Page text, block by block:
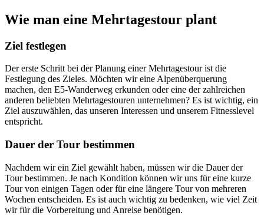
Wie man eine Mehrtagestour plant
Ziel festlegen
Der erste Schritt bei der Planung einer Mehrtagestour ist die
Festlegung des Zieles. Möchten wir eine Alpenüberquerung
machen, den E5-Wanderweg erkunden oder eine der zahlreichen
anderen beliebten Mehrtagestouren unternehmen? Es ist wichtig, ein
Ziel auszuwählen, das unseren Interessen und unserem Fitnesslevel
entspricht.
Dauer der Tour bestimmen
Nachdem wir ein Ziel gewählt haben, müssen wir die Dauer der
Tour bestimmen. Je nach Kondition können wir uns für eine kurze
Tour von einigen Tagen oder für eine längere Tour von mehreren
Wochen entscheiden. Es ist auch wichtig zu bedenken, wie viel Zeit
wir für die Vorbereitung und Anreise benötigen.